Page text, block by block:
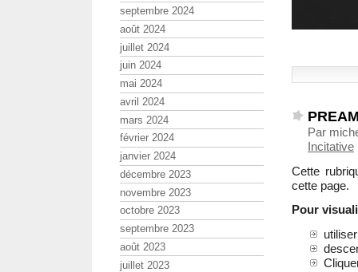
Par
Incitative
Cette
cette page.
Pour
septembre 2024
août 2024
juillet 2024
juin 2024
mai 2024
avril 2024
mars 2024
février 2024
janvier 2024
décembre 2023
novembre 2023
octobre 2023
septembre 2023
août 2023
juillet 2023